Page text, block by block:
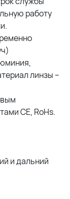
работу
линзы –
CE, RoHs.
и дальний